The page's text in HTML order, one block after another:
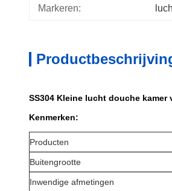
Markeren:
SS304 Kleine lucht douche
Kenmerken:
Producten
Buitengrootte
Inwendige afmetingen